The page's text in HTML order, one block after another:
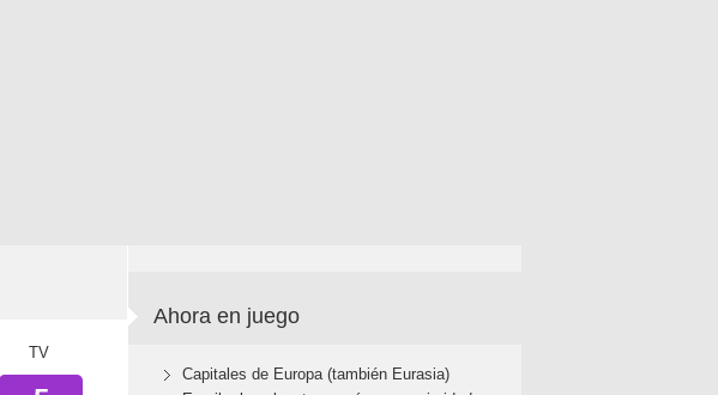
TV
Ahora en juego
Capitales de Europa (también Eurasia)